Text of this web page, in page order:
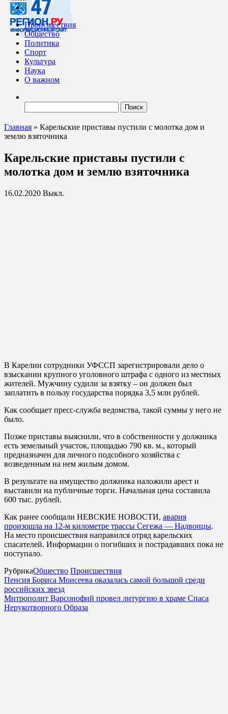
Происшествия
Общество
Политика
Спорт
Культура
Наука
О важном
Главная » Карельские приставы пустили с молотка дом и
землю взяточника
Карельские приставы пустили с
молотка дом и землю взяточника
16.02.2020 Выкл.
В Карелии сотрудники УФССП зарегистрировали дело о
взыскании крупного уголовного штрафа с одного из местных
жителей. Мужчину судили за взятку – он должен был
заплатить в пользу государства порядка 3,5 млн рублей.
Как сообщает пресс-служба ведомства, такой суммы у него не
было.
Позже приставы выяснили, что в собственности у должника
есть земельный участок, площадью 790 кв. м., который
предназначен для личного подсобного хозяйства с
возведенным на нем жилым домом.
В результате на имущество должника наложили арест и
выставили на публичные торги. Начальная цена составила
600 тыс. рублей.
Как ранее сообщали НЕВСКИЕ НОВОСТИ, авария
произошла на 12-м километре трассы Сегежа — Надвоицы.
На место происшествия направился отряд карельских
спасателей. Информации о погибших и пострадавших пока не
поступало.
РубрикаОбщество Происшествия
Пенсия Бориса Моисеева оказалась самой большой среди
российских звезд
Митрополит Варсонофий провел литургию в храме Спаса
Нерукотворного Образа